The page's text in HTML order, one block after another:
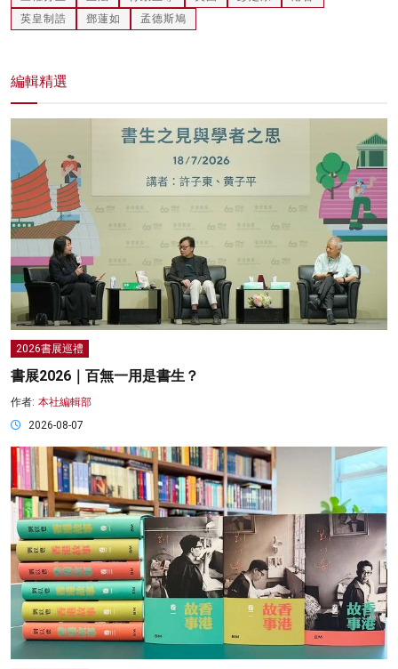
英皇制誥
鄧蓮如 孟德斯鳩
編輯精選
2026書展巡禮
書展2026｜百無一用是書生？
作者: 本社編輯部
2026-08-07